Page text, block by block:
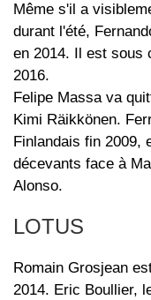
Même s'il a
durant l'été,
en 2014. Il est sous
2016.
Felipe Massa va
Kimi Räikkönen.
Finlandais fin 2009,
décevants face à
Alonso.
LOTUS
Romain Grosjean
2014. Eric Boullier,